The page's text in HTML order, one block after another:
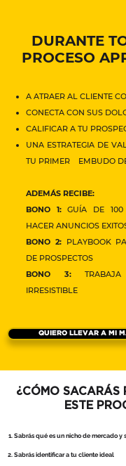
DURANTE
PROCESO
A ATRAER AL CLIENTE
CONECTA CON SUS
CALIFICAR A TU
UNA ESTRATEGIA DE
TU PRIMER EMBUDO
ADEMÁS RECIBE:
BONO 1:GUÍA DE 100
HACER ANUNCIOS
BONO 2:PLAYBOOK
DE PROSPECTOS
BONO 3:
IRRESISTIBLE
QUIERO LLEVAR A MI
¿CÓMO SACARÁS
ESTE
Sabrás qué es un nicho de mercado y
Sabrás identificar a tu cliente ideal